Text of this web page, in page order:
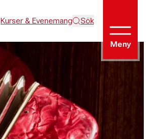
Kurser & Evenemang Sök
Meny